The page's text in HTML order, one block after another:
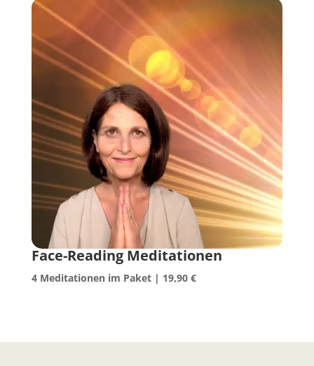
Face-Reading Meditationen
4 Meditationen im Paket | 19,90 €